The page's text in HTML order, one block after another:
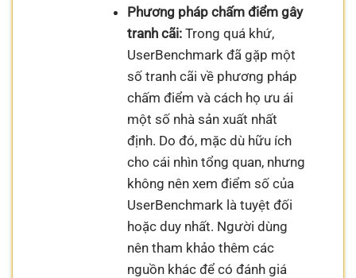
Phương pháp chấm điểm gây
tranh cãi:Trong quá khứ,
UserBenchmark đã gặp một
số tranh cãi về phương pháp
chấm điểm và cách họ ưu ái
một số nhà sản xuất nhất
định. Do đó, mặc dù hữu ích
cho cái nhìn tổng quan, nhưng
không nên xem điểm số của
UserBenchmark là tuyệt đối
hoặc duy nhất. Người dùng
nên tham khảo thêm các
nguồn khác để có đánh giá